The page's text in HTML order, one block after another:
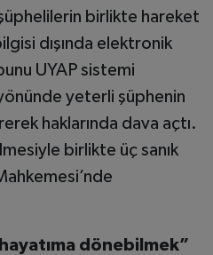
birlikte hareket
dışında elektronik
UYAP sistemi
yeterli şüphenin
haklarında dava açtı.
birlikte üç sanık
dönebilmek”